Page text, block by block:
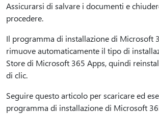
Assicurarsi di salvare i documenti e
procedere.
Il programma di installazione di Microsoft
rimuove automaticamente il tipo di
Store di Microsoft 365 Apps, quindi
di clic.
Seguire questo articolo per scaricare ed
programma di installazione di Microsoft